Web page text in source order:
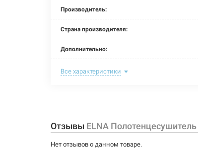
Производитель:
Страна производителя:
Дополнительно:
Цвет:
Высота:
Мощность:
Все характеристики
Отзывы ELNA
Нет отзывов о данном товаре.